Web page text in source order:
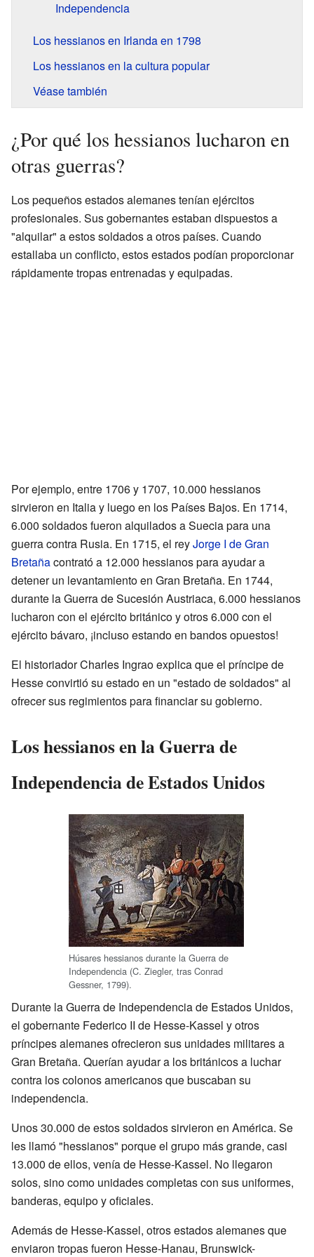
Independencia
Los hessianos en Irlanda en 1798
Los hessianos en la cultura popular
Véase también
¿Por qué los hessianos lucharon en
otras guerras?
Los pequeños estados alemanes tenían ejércitos
profesionales. Sus gobernantes estaban dispuestos a
"alquilar" a estos soldados a otros países. Cuando
estallaba un conflicto, estos estados podían proporcionar
rápidamente tropas entrenadas y equipadas.
Por ejemplo, entre 1706 y 1707, 10.000 hessianos
sirvieron en Italia y luego en los Países Bajos. En 1714,
6.000 soldados fueron alquilados a Suecia para una
guerra contra Rusia. En 1715, el reyJorge I de Gran
Bretañacontrató a 12.000 hessianos para ayudar a
detener un levantamiento en Gran Bretaña. En 1744,
durante la Guerra de Sucesión Austriaca, 6.000 hessianos
lucharon con el ejército británico y otros 6.000 con el
ejército bávaro, ¡incluso estando en bandos opuestos!
El historiador Charles Ingrao explica que el príncipe de
Hesse convirtió su estado en un "estado de soldados" al
ofrecer sus regimientos para financiar su gobierno.
Los hessianos en la Guerra de
Independencia de Estados Unidos
Húsares hessianos durante la Guerra de
Independencia (C. Ziegler, tras Conrad
Gessner, 1799).
Durante la Guerra de Independencia de Estados Unidos,
el gobernante Federico II de Hesse-Kassel y otros
príncipes alemanes ofrecieron sus unidades militares a
Gran Bretaña. Querían ayudar a los británicos a luchar
contra los colonos americanos que buscaban su
independencia.
Unos 30.000 de estos soldados sirvieron en América. Se
les llamó "hessianos" porque el grupo más grande, casi
13.000 de ellos, venía de Hesse-Kassel. No llegaron
solos, sino como unidades completas con sus uniformes,
banderas, equipo y oficiales.
Además de Hesse-Kassel, otros estados alemanes que
enviaron tropas fueron Hesse-Hanau, Brunswick-